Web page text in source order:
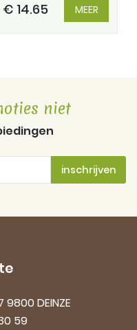
€ 14.65 MEER
niet
DEINZE
59